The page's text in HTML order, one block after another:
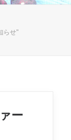
らせ"
ー